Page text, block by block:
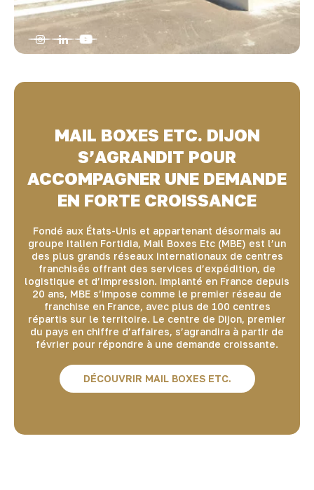
MAIL BOXES ETC. DIJON
S’AGRANDIT POUR
ACCOMPAGNER UNE DEMANDE
EN FORTE CROISSANCE
Fondé aux États-Unis et appartenant désormais au
groupe italien Fortidia, Mail Boxes Etc (MBE) est l’un
des plus grands réseaux internationaux de centres
franchisés offrant des services d’expédition, de
logistique et d’impression. Implanté en France depuis
20 ans, MBE s’impose comme le premier réseau de
franchise en France, avec plus de 100 centres
répartis sur le territoire. Le centre de Dijon, premier
du pays en chiffre d’affaires, s’agrandira à partir de
février pour répondre à une demande croissante.
DÉCOUVRIR MAIL BOXES ETC.